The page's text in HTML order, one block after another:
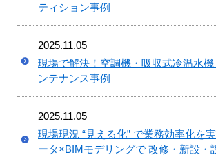
ティション事例
2025.11.05
現場で解決！空調機・吸収式冷温水機
ンテナンス事例
2025.11.05
現場現況 “見える化” で業務効率化を
ータ×BIMモデリングで 改修・新設・